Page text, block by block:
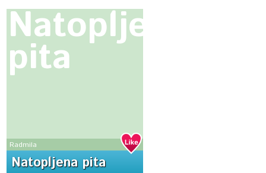
Natopljena
pita
Radmila
Natopljena pita